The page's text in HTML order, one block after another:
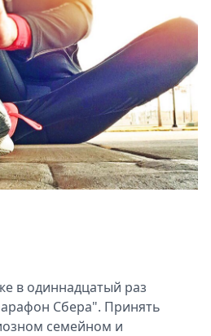
в одиннадцатый раз
Сбера". Принять
семейном и